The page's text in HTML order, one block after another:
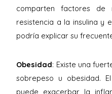
comparten factores de
resistencia a la insulina y
podría explicar su
Obesidad: Existe una
sobrepeso u obesidad.
puede exacerbar la